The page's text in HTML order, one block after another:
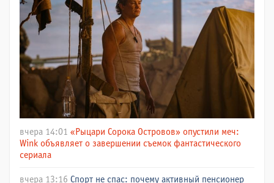
вчера 14:01 «Рыцари Сорока Островов» опустили меч:
Wink объявляет о завершении съемок фантастического
сериала
вчера 13:16 Спорт не спас: почему активный пенсионер